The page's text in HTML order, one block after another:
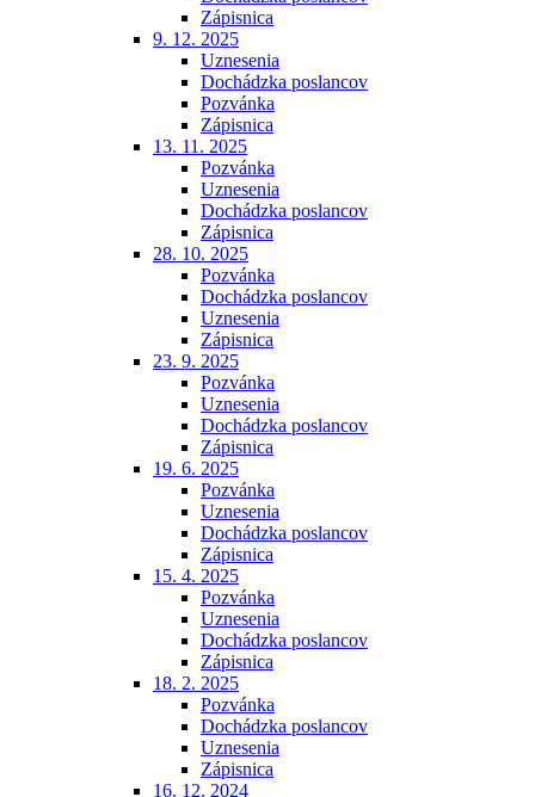
Zápisnica
9. 12. 2025
Uznesenia
Dochádzka poslancov
Pozvánka
Zápisnica
13. 11. 2025
Pozvánka
Uznesenia
Dochádzka poslancov
Zápisnica
28. 10. 2025
Pozvánka
Dochádzka poslancov
Uznesenia
Zápisnica
23. 9. 2025
Pozvánka
Uznesenia
Dochádzka poslancov
Zápisnica
19. 6. 2025
Pozvánka
Uznesenia
Dochádzka poslancov
Zápisnica
15. 4. 2025
Pozvánka
Uznesenia
Dochádzka poslancov
Zápisnica
18. 2. 2025
Pozvánka
Dochádzka poslancov
Uznesenia
Zápisnica
16. 12. 2024